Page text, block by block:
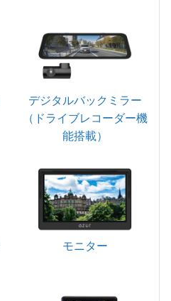
デジタルバックミラー
（ドライブレコーダー機
能搭載）
モニター